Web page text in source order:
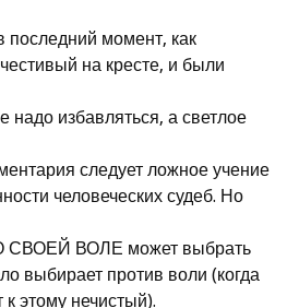
последний момент, как
на кресте, и были
надо избавляться, а светлое
следует ложное учение
человеческих судеб. Но
СВОЕЙ ВОЛЕ может выбрать
выбирает против воли (когда
к этому нечистый).